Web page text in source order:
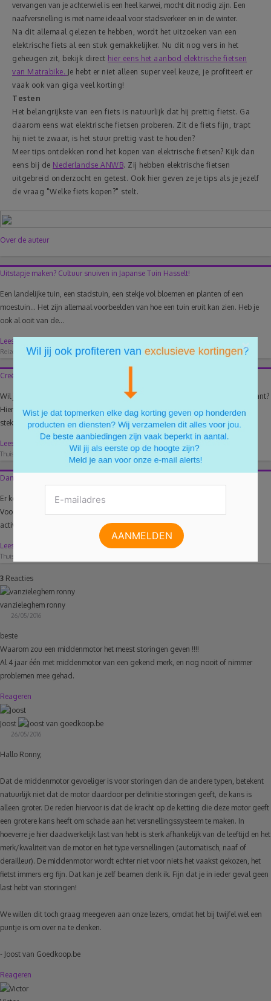
vervangen van je achterwiel is een heel karwei, mocht dit nodig zijn. Een
naafversnelling is met name ideaal voor stadsverkeer en in de winter.
Na dit allemaal gelezen te hebben, wordt het uitzoeken van een
elektrische fiets al een stuk gemakkelijker. Nu dit nog vers in het
geheugen zit, bekijk direct hier eens het aanbod elektrische fietsen
van Matrabike. Je hebt er niet alleen super veel keuze, je profiteert er
vaak ook van giga veel korting!
Testen
Het belangrijkste van een fiets is natuurlijk dat hij prettig fietst. Ga
daarom eens wat elektrische fietsen proberen. Zit de fiets fijn, trapt
hij niet te zwaar, is het stuur prettig vast te houden?
Meer tips ontdekken rond het kopen van elektrische fietsen? Kijk dan
eens bij de Nederlandse ANWB. Zij hebben elektrische fietsen
uitgebreid onderzocht en getest. Ook hier geven ze je tips als je jezelf
de vraag "Welke fiets kopen?" stelt.
Over de auteur
Uitstapje maken? Cultuur snuiven in Japanse Tuin Hasselt!
Een landelijke tuin, een stadstuin, een stekje vol bloemen en planten of een
moestuin… Het zijn allemaal voorbeelden van hoe een tuin eruit kan zien. Heb je
ook al ooit van de...
Lees meer
Reizen 29/03/2017 4
Creëer je eigen stekje met deze ‘planten stekken tips’!
Wil je graag je tuin een update geven, maar vind je dit nogal aan de prijzige kant?
Hier is de perfecte oplossing voor: stekken! Binnen enige tijd creëer je je eigen
stekje....
Lees meer
Thuis 0
Dankzij deze 5 gratis buitenactiviteiten verveel je je nooit
Er komen weer enkele verlengde weekends aan. Eén woord hiervoor: geweldig!
Vooral dan als je nog eens iets buiten kan doen in het zonnetje. Als je aan
activiteiten in de...
Lees meer
Thuis
3 Reacties
vanzieleghem ronny
26/05/2016
beste
Waarom zou een middenmotor het meest storingen geven !!!!
Al 4 jaar één met middenmotor van een gekend merk, en nog nooit of nimmer
problemen mee gehad.
Reageren
Joost
26/05/2016
Hallo Ronny,
Dat de middenmotor gevoeliger is voor storingen dan de andere typen, betekent
natuurlijk niet dat de motor daardoor per definitie storingen geeft, de kans is
alleen groter. De reden hiervoor is dat de kracht op de ketting die deze motor geeft
een grotere kans heeft om schade aan het versnellingssysteem te maken. In
hoeverre je hier daadwerkelijk last van hebt is sterk afhankelijk van de leeftijd en het
merk/kwaliteit van de motor en het type versnellingen (automatisch, naaf of
derailleur). De middenmotor wordt echter niet voor niets het vaakst gekozen, het
fietst immers erg fijn. Dat kan je zelf beamen denk ik. Fijn dat je in ieder geval geen
last hebt van storingen!
We willen dit toch graag meegeven aan onze lezers, omdat het bij twijfel wel een
puntje is om over na te denken.
- Joost van Goedkoop.be
Reageren
×